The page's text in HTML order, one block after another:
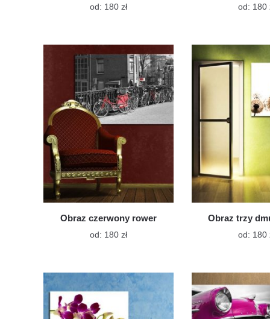
od: 180 złTen
wiele
wariantów.
Opcje
można
wybrać
na
stronie
od: 180
Obraz czerwony rower
od: 180 złTen
wiele
wariantów.
Opcje
można
Obraz trzy
od: 180